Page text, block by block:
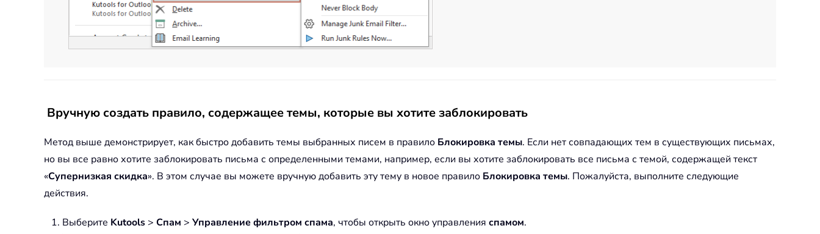
Вручную создать правило, содержащее темы, которые вы хотите заблокировать
Метод выше демонстрирует, как быстро добавить темы выбранных писем в правило Блокировка темы. Если нет совпадающих тем в существующих письмах,
но вы все равно хотите заблокировать письма с определенными темами, например, если вы хотите заблокировать все письма с темой, содержащей текст
«Супернизкая скидка». В этом случае вы можете вручную добавить эту тему в новое правило Блокировка темы. Пожалуйста, выполните следующие
действия.
Выберите Kutools > Спам > Управление фильтром спама, чтобы открыть окно управления спамом.